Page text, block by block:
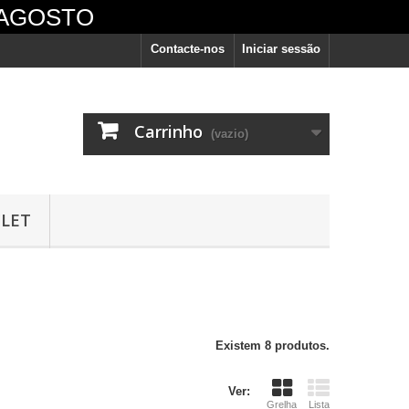
Iniciar sessão
Contacte-nos
Carrinho (vazio)
Existem 8 produtos.
Ver:
Grelha Lista